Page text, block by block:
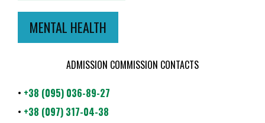
MENTAL HEALTH
ADMISSION COMMISSION CONTACTS
• +38 (095) 036-89-27
• +38 (097) 317-04-38